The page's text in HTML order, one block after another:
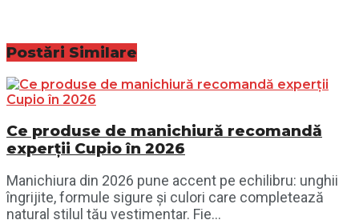
Postări Similare
Ce produse de manichiură recomandă
experții Cupio în 2026
Manichiura din 2026 pune accent pe echilibru: unghii
îngrijite, formule sigure și culori care completează
natural stilul tău vestimentar. Fie...